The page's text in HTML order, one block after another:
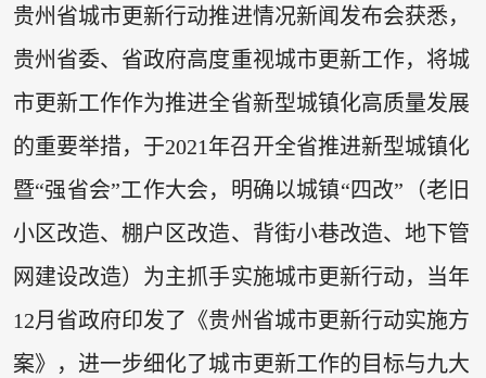
贵州省城市更新行动推进情况新闻发布会获悉，
贵州省委、省政府高度重视城市更新工作，将城
市更新工作作为推进全省新型城镇化高质量发展
的重要举措，于2021年召开全省推进新型城镇化
暨“强省会”工作大会，明确以城镇“四改”（老旧
小区改造、棚户区改造、背街小巷改造、地下管
网建设改造）为主抓手实施城市更新行动，当年
12月省政府印发了《贵州省城市更新行动实施方
案》，进一步细化了城市更新工作的目标与九大